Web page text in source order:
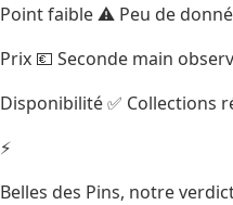
Point faible ⚠️ Peu de
Prix 💶 Seconde main
Disponibilité ✅ Collections
⚡
Belles des Pins, notre